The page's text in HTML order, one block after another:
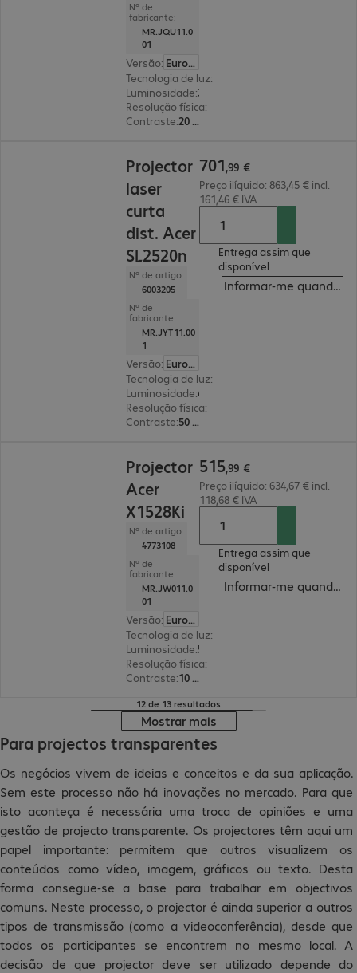
Nº de
fabricante:
MR.JQU11.0
01
Versão:
Europa
Tecnologia de luz:
Luminosidade:
Resolução física:
Contraste: 20 000:1
Projector
laser
curta
dist. Acer
SL2520n
Nº de artigo:
6003205
Nº de
fabricante:
MR.JYT11.00
1
Versão:
Europa
Tecnologia de luz:
Luminosidade:
Resolução física:
Contraste: 50 000:1
701,99 €
Preço ilíquido: 863,45 € incl.
161,46 € IVA
Entrega assim que
disponível
Informar-me quando
Projector
Acer
X1528Ki
Nº de artigo:
4773108
Nº de
fabricante:
MR.JW011.0
01
Versão:
Europa
Tecnologia de luz:
Luminosidade:
Resolução física:
Contraste: 10 000:1
515,99 €
Preço ilíquido: 634,67 € incl.
118,68 € IVA
Entrega assim que
disponível
Informar-me quando
12 de 13 resultados
Mostrar mais
Para projectos transparentes
Os negócios vivem de ideias e conceitos e da sua aplicação.
Sem este processo não há inovações no mercado. Para que
isto aconteça é necessária uma troca de opiniões e uma
gestão de projecto transparente. Os projectores têm aqui um
papel importante: permitem que outros visualizem os
conteúdos como vídeo, imagem, gráficos ou texto. Desta
forma consegue-se a base para trabalhar em objectivos
comuns. Neste processo, o projector é ainda superior a outros
tipos de transmissão (como a videoconferência), desde que
todos os participantes se encontrem no mesmo local. A
decisão de que projector deve ser utilizado depende do